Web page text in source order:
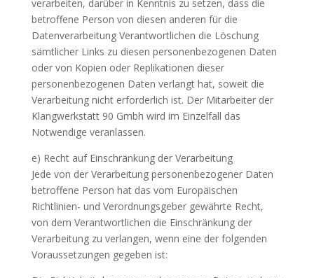
verarbeiten, darüber in Kenntnis zu setzen, dass die
betroffene Person von diesen anderen für die
Datenverarbeitung Verantwortlichen die Löschung
sämtlicher Links zu diesen personenbezogenen Daten
oder von Kopien oder Replikationen dieser
personenbezogenen Daten verlangt hat, soweit die
Verarbeitung nicht erforderlich ist. Der Mitarbeiter der
Klangwerkstatt 90 Gmbh wird im Einzelfall das
Notwendige veranlassen.
e) Recht auf Einschränkung der Verarbeitung
Jede von der Verarbeitung personenbezogener Daten
betroffene Person hat das vom Europäischen
Richtlinien- und Verordnungsgeber gewährte Recht,
von dem Verantwortlichen die Einschränkung der
Verarbeitung zu verlangen, wenn eine der folgenden
Voraussetzungen gegeben ist: